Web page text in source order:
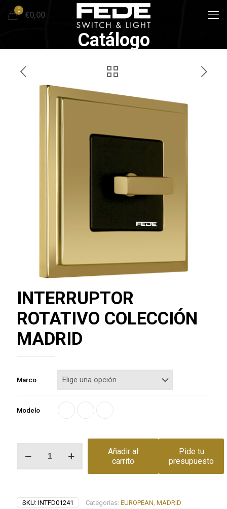
0
€0,00
Catálogo
INTERRUPTOR
ROTATIVO COLECCIÓN
MADRID
Marco
Modelo
ROTATIVO
Añadir al
carrito
Pide tu
presupuesto
SKU: INTFD01241 Categorías: EUROPEAN, MADRID